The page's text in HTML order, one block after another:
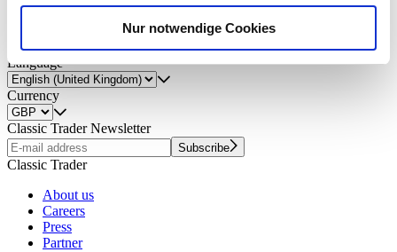
analysieren. Außerdem geben wir Informationen zu Ihrer
Verwendung unserer Website an unsere Partner für
soziale Medien, Werbung und Analysen weiter. Unsere
Partner führen diese Informationen möglicherweise mit
weiteren Daten zusammen, die Sie ihnen bereitgestellt
haben oder die sie im Rahmen Ihrer Nutzung der Dienste
gesammelt haben.Datenschutzerklärung
Nur notwendige Cookies
Create listing
Language
Currency
Classic Trader Newsletter
Subscribe
Classic Trader
About us
Careers
Press
Partner